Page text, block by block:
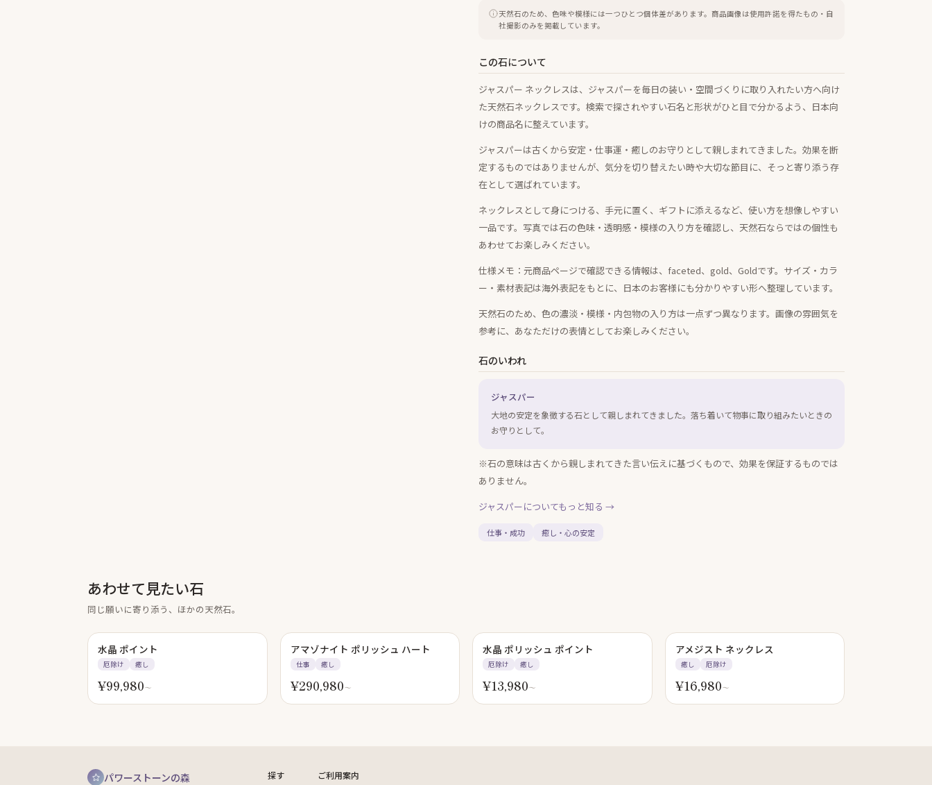
天然石のため、色味や模様には一つひとつ個体差があります。 商品画像は使用許諾を得たもの・自
社撮影のみを掲載しています。
この石について
ジャスパー ネックレスは、ジャスパーを毎日の装い・空間づくりに取り入れたい方へ向け
た天然石ネックレスです。検索で探されやすい石名と形状がひと目で分かるよう、日本向
けの商品名に整えています。
ジャスパーは古くから安定・仕事運・癒しのお守りとして親しまれてきました。効果を断
定するものではありませんが、気分を切り替えたい時や大切な節目に、そっと寄り添う存
在として選ばれています。
ネックレスとして身につける、手元に置く、ギフトに添えるなど、使い方を想像しやすい
一品です。写真では石の色味・透明感・模様の入り方を確認し、天然石ならではの個性も
あわせてお楽しみください。
仕様メモ：元商品ページで確認できる情報は、faceted、gold、Goldです。サイズ・カラ
ー・素材表記は海外表記をもとに、日本のお客様にも分かりやすい形へ整理しています。
天然石のため、色の濃淡・模様・内包物の入り方は一点ずつ異なります。画像の雰囲気を
参考に、あなただけの表情としてお楽しみください。
石のいわれ
ジャスパー
大地の安定を象徴する石として親しまれてきました。落ち着いて物事に取り組みたいときの
お守りとして。
※石の意味は古くから親しまれてきた言い伝えに基づくもので、効果を保証するものでは
ありません。
ジャスパーについてもっと知る →
仕事・成功 癒し・心の安定
あわせて見たい石
同じ願いに寄り添う、ほかの天然石。
水晶 ポイント
厄除け 癒し
¥99,980〜
アマゾナイト ポリッシュ ハート
仕事 癒し
¥290,980〜
水晶 ポリッシュ ポイント
厄除け 癒し
¥13,980〜
アメジスト ネックレス
癒し 厄除け
¥16,980〜
パワーストーンの森 探す ご利用案内